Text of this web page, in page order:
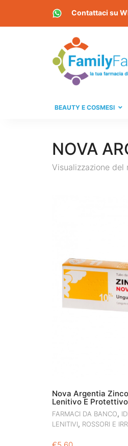
Contattaci su
BEAUTY E COSMESI
NOVA
Visualizzazione del
Nova Argentia
Lenitivo E
FARMACI DA BANCO,
LENITIVI, ROSSORI E